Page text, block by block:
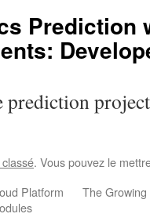
Prediction
. Vous pouvez le
Platform
The